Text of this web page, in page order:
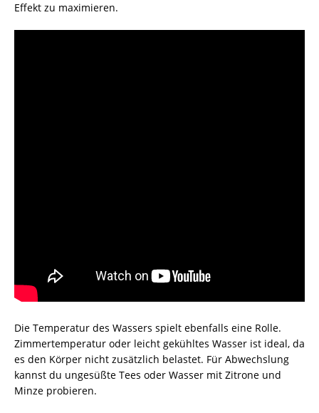
Effekt zu maximieren.
Die Temperatur des Wassers spielt ebenfalls eine Rolle.
Zimmertemperatur oder leicht gekühltes Wasser ist ideal, da
es den Körper nicht zusätzlich belastet. Für Abwechslung
kannst du ungesüßte Tees oder Wasser mit Zitrone und
Minze probieren.